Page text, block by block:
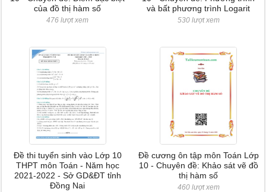
của đồ thị hàm số
476 lượt xem
và bất phương trình Logarit
530 lượt xem
Đề thi tuyển sinh vào Lớp 10
THPT môn Toán - Năm học
2021-2022 - Sở GD&ĐT tỉnh
Đồng Nai
Đề cương ôn tập môn Toán Lớp
10 - Chuyên đề: Khảo sát vẽ đồ
thị hàm số
460 lượt xem